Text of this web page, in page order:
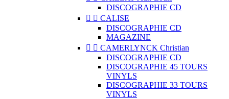
DISCOGRAPHIE CD
  CALISE
DISCOGRAPHIE CD
MAGAZINE
  CAMERLYNCK Christian
DISCOGRAPHIE CD
DISCOGRAPHIE 45 TOURS
VINYLS
DISCOGRAPHIE 33 TOURS
VINYLS